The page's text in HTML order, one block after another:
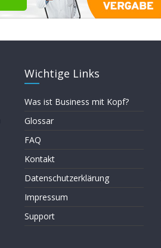
Wichtige Links
Was ist Business mit Kopf?
Glossar
FAQ
Kontakt
Datenschutzerklärung
Impressum
Support